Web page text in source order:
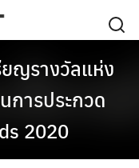
ญรางวัลแห่ง
การประกวด
2020